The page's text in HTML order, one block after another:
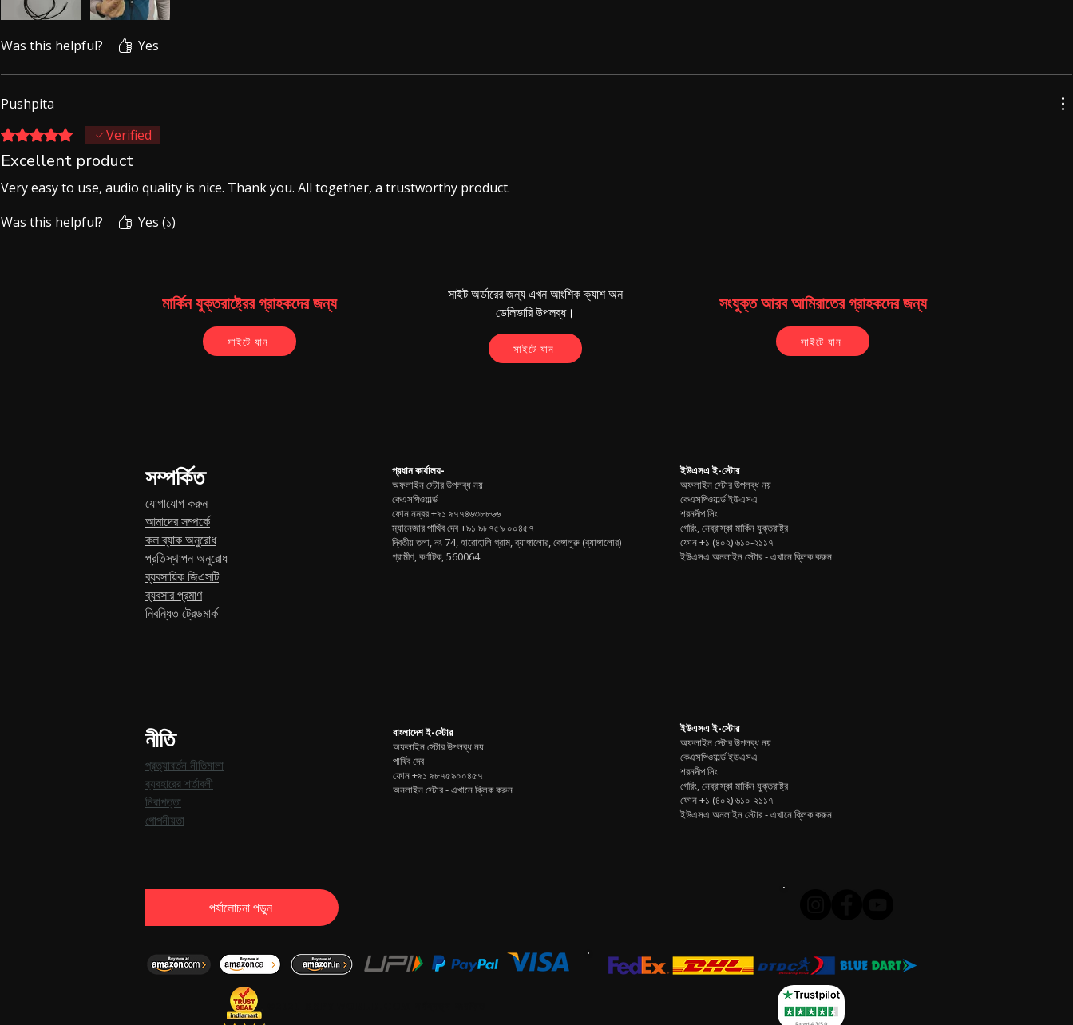
Was this helpful? Yes
Pushpita
Rated ৫ out of 5 stars.Verified
Excellent product
Very easy to use, audio quality is nice. Thank you. All together, a trustworthy product.
Was this helpful?
Yes (১)
মার্কিন যুক্তরাষ্ট্রের গ্রাহকদের জন্য
সাইটে যান
সাইট অর্ডারের জন্য এখন আংশিক ক্যাশ অন
ডেলিভারি উপলব্ধ।
সাইটে যান
সংযুক্ত আরব আমিরাতের গ্রাহকদের জন্য
সাইটে যান
সম্পর্কিত
যোগাযোগ করুন
আমাদের সম্পর্কে
কল ব্যাক অনুরোধ
প্রতিস্থাপন অনুরোধ
ব্যবসায়িক জিএসটি
ব্যবসার প্রমাণ
নিবন্ধিত ট্রেডমার্ক
নীতি
প্রত্যাবর্তন নীতিমালা
ব্যবহারের শর্তাবলী
নিরাপত্তা
গোপনীয়তা
পর্যালোচনা পড়ুন
প্রধান কার্যালয়-
অফলাইন স্টোর উপলব্ধ নয়
কেএসপিওয়ার্ল্ড
ফোন নম্বর+৯১ ৯৭৭৪৬৩৮৮৬৬
ম্যানেজার পার্থিব দেব+৯১ ৯৮৭৫৯ ০০৪৫৭
দ্বিতীয় তলা, নং 74, হারোহালি গ্রাম, ব্যাঙ্গালোর, বেঙ্গালুরু (ব্যাঙ্গালোর)
গ্রামীণ, কর্ণাটক, 560064
ইউএসএ ই-স্টোর
অফলাইন স্টোর উপলব্ধ নয়
কেএসপিওয়ার্ল্ড ইউএসএ
শরনদীপ সিং
গেরিং, নেব্রাস্কা মার্কিন যুক্তরাষ্ট্র
ফোন+১ (৪০২) ৬১০-২১১৭
ইউএসএ অনলাইন স্টোর -এখানে ক্লিক করুন
বাংলাদেশ ই-স্টোর
অফলাইন স্টোর উপলব্ধ নয়
পার্থিব দেব
ফোন +৯১ ৯৮৭৫৯০০৪৫৭
অনলাইন স্টোর -এখানে ক্লিক করুন
ইউএসএ ই-স্টোর
অফলাইন স্টোর উপলব্ধ নয়
কেএসপিওয়ার্ল্ড ইউএসএ
শরনদীপ সিং
গেরিং, নেব্রাস্কা মার্কিন যুক্তরাষ্ট্র
ফোন+১ (৪০২) ৬১০-২১১৭
ইউএসএ অনলাইন স্টোর -এখানে ক্লিক করুন